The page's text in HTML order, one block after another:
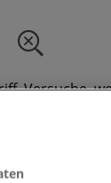
Versuche,